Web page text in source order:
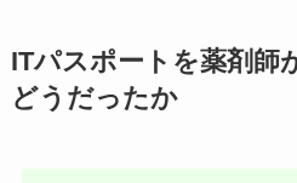
ITパスポートを薬剤師
どうだったか